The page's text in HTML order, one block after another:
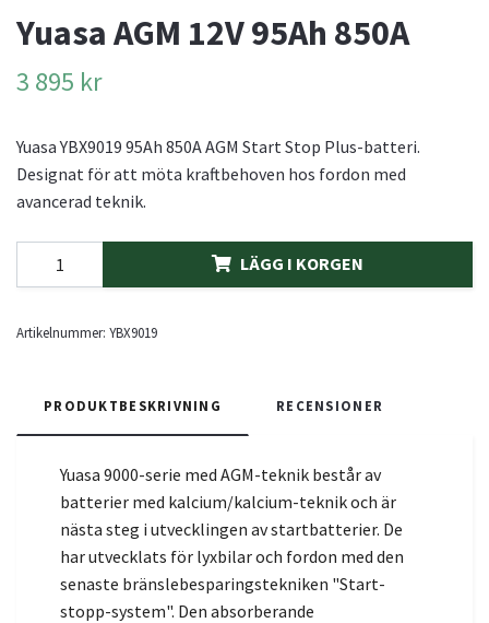
Yuasa AGM 12V 95Ah 850A
3 895 kr
Yuasa YBX9019 95Ah 850A AGM Start Stop Plus-batteri.
Designat för att möta kraftbehoven hos fordon med
avancerad teknik.
LÄGG I KORGEN
Artikelnummer: YBX9019
PRODUKTBESKRIVNING RECENSIONER
Yuasa 9000-serie med AGM-teknik består av
batterier med kalcium/kalcium-teknik och är
nästa steg i utvecklingen av startbatterier. De
har utvecklats för lyxbilar och fordon med den
senaste bränslebesparingstekniken "Start-
stopp-system". Den absorberande